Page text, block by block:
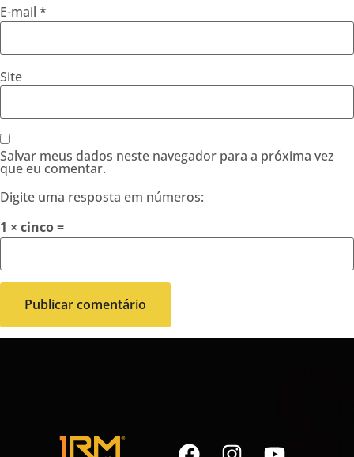
E-mail *
Site
Salvar meus dados neste navegador para a próxima vez
que eu comentar.
Digite uma resposta em números:
1 × cinco =